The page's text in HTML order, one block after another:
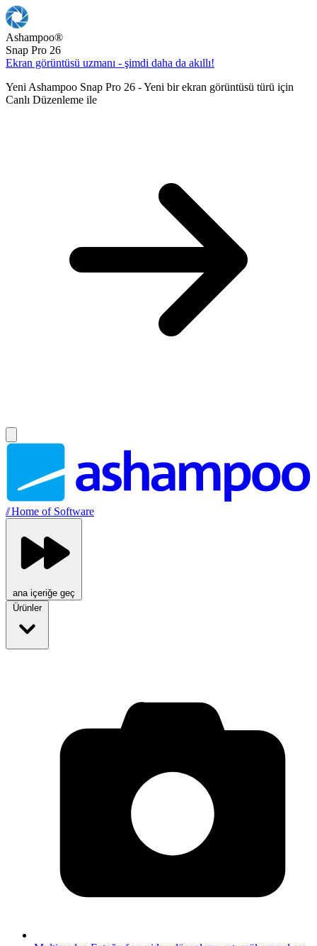
Ashampoo®
Snap Pro 26
Ekran görüntüsü uzmanı - şimdi daha da akıllı!
Yeni Ashampoo Snap Pro 26 - Yeni bir ekran görüntüsü türü için
Canlı Düzenleme ile
//Home of Software
ana içeriğe geç
Ürünler